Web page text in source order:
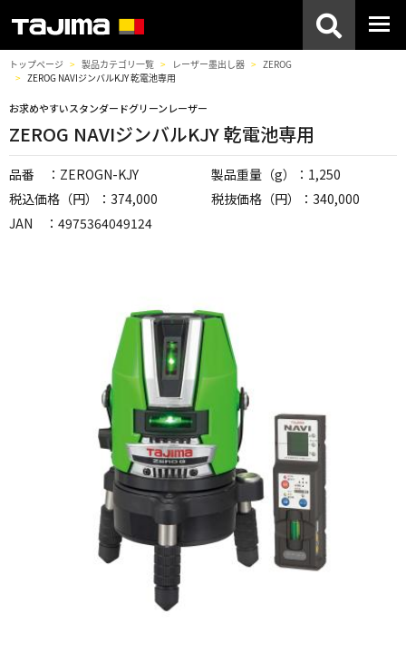
トップページ 製品カテゴリ一覧 レーザー墨出し器
ZEROG
ZEROG NAVIジンバルKJY 乾電池専用
お求めやすいスタンダードグリーンレーザー
ZEROG NAVIジンバルKJY 乾電池専用
品番 ：ZEROGN-KJY
製品重量（g）：1,250
税込価格（円）：374,000
税抜価格（円）：340,000
JAN ：4975364049124